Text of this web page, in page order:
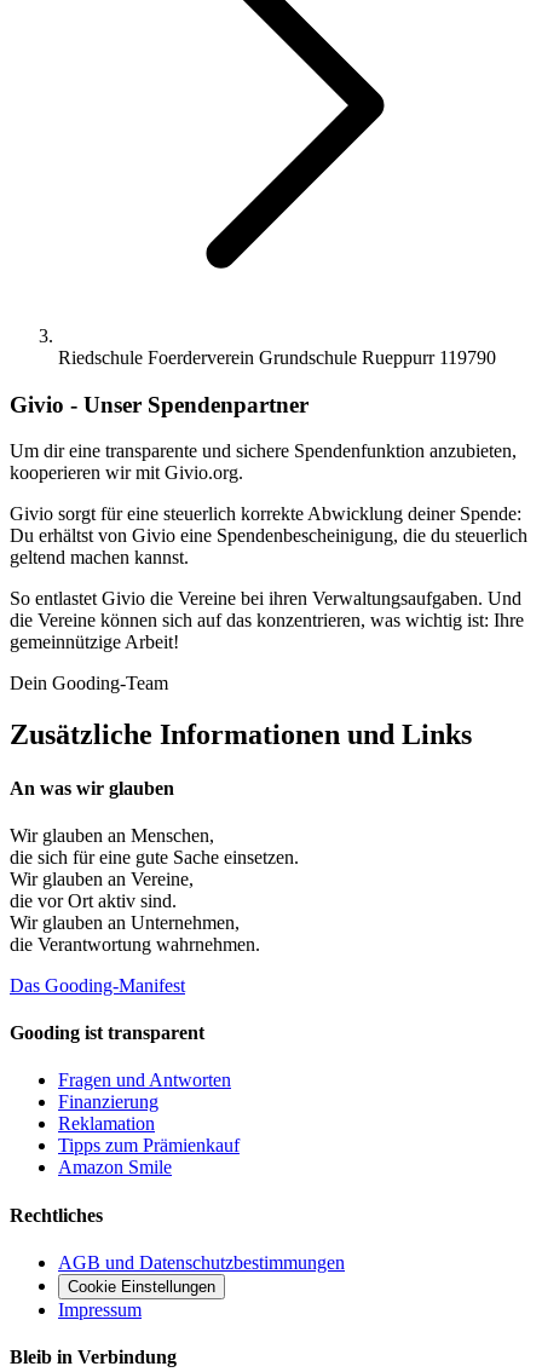
Riedschule Foerderverein Grundschule Rueppurr 119790
Givio - Unser Spendenpartner
Um dir eine transparente und sichere Spendenfunktion anzubieten,
kooperieren wir mit Givio.org.
Givio sorgt für eine steuerlich korrekte Abwicklung deiner Spende:
Du erhältst von Givio eine Spendenbescheinigung, die du steuerlich
geltend machen kannst.
So entlastet Givio die Vereine bei ihren Verwaltungsaufgaben. Und
die Vereine können sich auf das konzentrieren, was wichtig ist: Ihre
gemeinnützige Arbeit!
Dein Gooding-Team
Zusätzliche Informationen und Links
An was wir glauben
Wir glauben an Menschen,
die sich für eine gute Sache einsetzen.
Wir glauben an Vereine,
die vor Ort aktiv sind.
Wir glauben an Unternehmen,
die Verantwortung wahrnehmen.
Das Gooding-Manifest
Gooding ist transparent
Fragen und Antworten
Finanzierung
Reklamation
Tipps zum Prämienkauf
Amazon Smile
Rechtliches
AGB und Datenschutzbestimmungen
Cookie Einstellungen
Impressum
Bleib in Verbindung